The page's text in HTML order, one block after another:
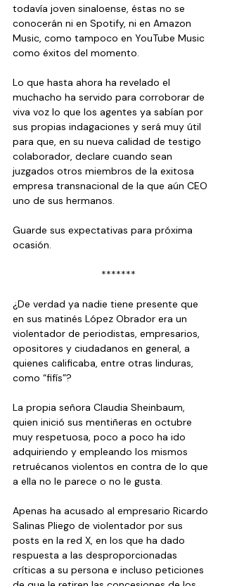
todavía joven sinaloense, éstas no se
conocerán ni en Spotify, ni en Amazon
Music, como tampoco en YouTube Music
como éxitos del momento.
Lo que hasta ahora ha revelado el
muchacho ha servido para corroborar de
viva voz lo que los agentes ya sabían por
sus propias indagaciones y será muy útil
para que, en su nueva calidad de testigo
colaborador, declare cuando sean
juzgados otros miembros de la exitosa
empresa transnacional de la que aún CEO
uno de sus hermanos.
Guarde sus expectativas para próxima
ocasión.
*******
¿De verdad ya nadie tiene presente que
en sus matinés López Obrador era un
violentador de periodistas, empresarios,
opositores y ciudadanos en general, a
quienes calificaba, entre otras linduras,
como “fifís”?
La propia señora Claudia Sheinbaum,
quien inició sus mentiñeras en octubre
muy respetuosa, poco a poco ha ido
adquiriendo y empleando los mismos
retruécanos violentos en contra de lo que
a ella no le parece o no le gusta.
Apenas ha acusado al empresario Ricardo
Salinas Pliego de violentador por sus
posts en la red X, en los que ha dado
respuesta a las desproporcionadas
críticas a su persona e incluso peticiones